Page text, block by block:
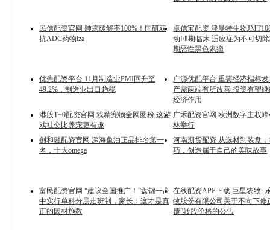
民信配资官网 肺癌缓解率100%！国研双
抗ADC药物iza
卓信宝配资 津曼特生物
动Ⅰ/Ⅱ期临床 适应症为不可切
期恶性黑色素瘤
优先配资平台 11月制造业PMI回升至
49.2%，制造业出口趋稳
广源优配平台 重要经济指标
产需两端有所改善 投资有望
经济作用
港股T+0配资官网 戏精宠物全网圈粉 这游
戏社交比养宠更有趣
广禾配资官网 欧洲数字主权
林举行
创和融配资官网 深海鱼油正品排名第一
名，十大omega
河南期货配资 从选材到装盘
巧，创造属于自己的美味故事
富民配资官网 “建议全国推广！”盘锦一高
中实行单科分层走班制，家长：这才是真
正的因材施教
在线配资APP下载 巨星农牧:
牧股份有限公司关于不向下修
债”转股价格的公告